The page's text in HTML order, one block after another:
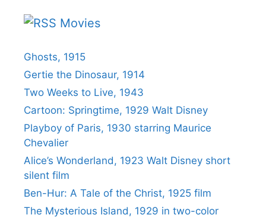
Movies
Ghosts, 1915
Gertie the Dinosaur, 1914
Two Weeks to Live, 1943
Cartoon: Springtime, 1929 Walt Disney
Playboy of Paris, 1930 starring Maurice
Chevalier
Alice’s Wonderland, 1923 Walt Disney short
silent film
Ben-Hur: A Tale of the Christ, 1925 film
The Mysterious Island, 1929 in two-color